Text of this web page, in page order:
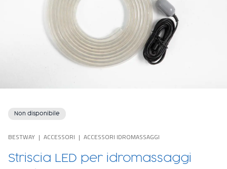
Non disponibile
BESTWAY ACCESSORI ACCESSORI IDROMASSAGGI
Striscia LED per idromassaggi